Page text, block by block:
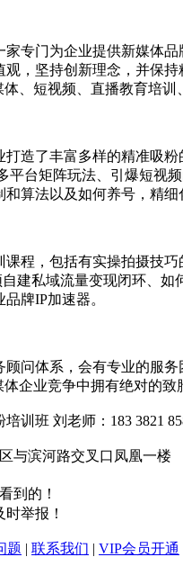
门为企业提供新媒体品
，坚持创新理念，并保
、短视频、直播教育培训
了丰富多样的精准吸粉
平台矩阵玩法、引爆短视
算法以及如何养号，精
，包括有实操拍摄技巧
建私域流量变现闭环、
牌IP加速器。
体系，会有专业的服务
企业竞争中拥有绝对的致
训班 刘老师：183 3821
滨河路交叉口凤凰一楼
到的！
举报！
题 | 联系我们 | VIP会员开通